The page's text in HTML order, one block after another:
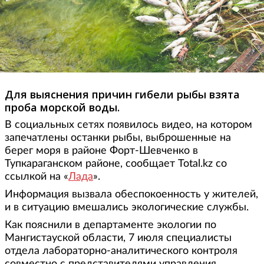
Для выяснения причин гибели рыбы взята
проба морской воды.
В социальных сетях появилось видео, на котором
запечатлены останки рыбы, выброшенные на
берег моря в районе Форт-Шевченко в
Тупкараганском районе, сообщает Total.kz со
ссылкой на «Лада».
Информация вызвала обеспокоенность у жителей,
и в ситуацию вмешались экологические службы.
Как пояснили в департаменте экологии по
Мангистауской области, 7 июля специалисты
отдела лабораторно-аналитического контроля